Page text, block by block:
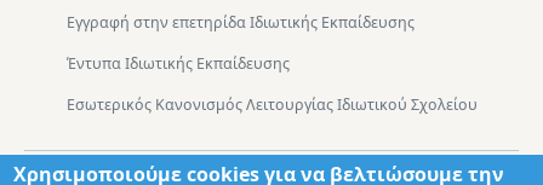
Εγγραφή στην επετηρίδα Ιδιωτικής Εκπαίδευσης
Έντυπα Ιδιωτικής Εκπαίδευσης
Εσωτερικός Κανονισμός Λειτουργίας Ιδιωτικού Σχολείου
Χρησιμοποιούμε cookies για να βελτιώσουμε την